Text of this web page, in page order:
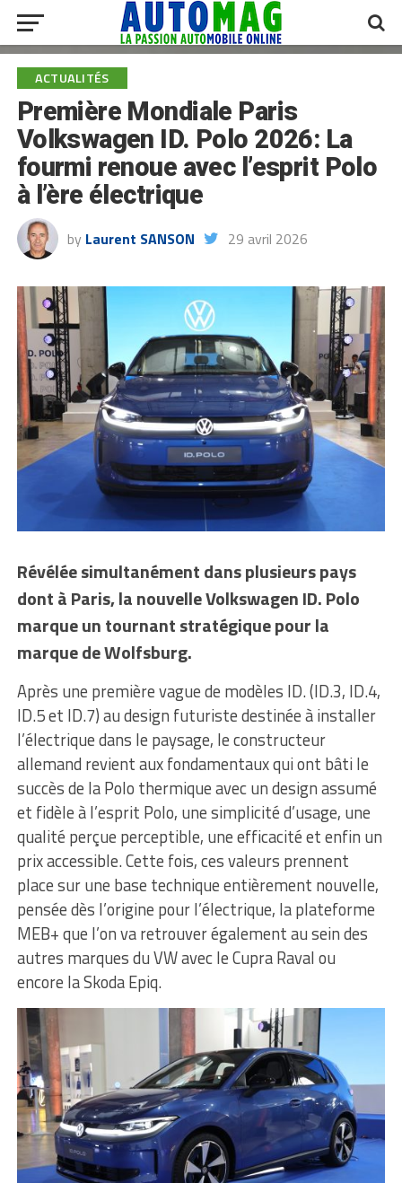
ACTUALITÉS
Première Mondiale Paris
Volkswagen ID. Polo 2026: La
fourmi renoue avec l’esprit Polo
à l’ère électrique
by Laurent SANSON 29 avril 2026
Révélée simultanément dans plusieurs pays
dont à Paris, la nouvelle Volkswagen ID. Polo
marque un tournant stratégique pour la
marque de Wolfsburg.
Après une première vague de modèles ID. (ID.3, ID.4,
ID.5 et ID.7) au design futuriste destinée à installer
l’électrique dans le paysage, le constructeur
allemand revient aux fondamentaux qui ont bâti le
succès de la Polo thermique avec un design assumé
et fidèle à l’esprit Polo, une simplicité d’usage, une
qualité perçue perceptible, une efficacité et enfin un
prix accessible. Cette fois, ces valeurs prennent
place sur une base technique entièrement nouvelle,
pensée dès l’origine pour l’électrique, la plateforme
MEB+ que l’on va retrouver également au sein des
autres marques du VW avec le Cupra Raval ou
encore la Skoda Epiq.